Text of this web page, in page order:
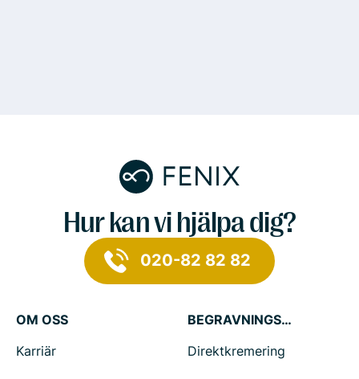
Hur kan vi hjälpa dig?
020-82 82 82
OM OSS
Karriär
BEGRAVNINGSTJÄNSTER
Direktkremering